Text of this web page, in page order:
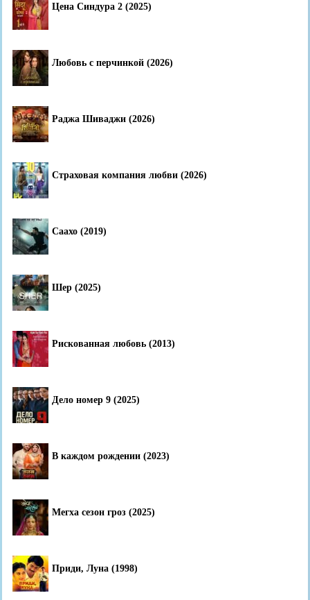
Цена Синдура 2 (2025)
Любовь с перчинкой (2026)
Раджа Шиваджи (2026)
Страховая компания любви (2026)
Саахо (2019)
Шер (2025)
Рискованная любовь (2013)
Дело номер 9 (2025)
В каждом рождении (2023)
Мегха сезон гроз (2025)
Приди, Луна (1998)